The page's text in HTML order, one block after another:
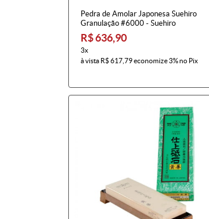
Pedra de Amolar Japonesa Suehiro
Granulação #6000 - Suehiro
R$ 636,90
3x
à vista R$ 617,79economize3%no Pix